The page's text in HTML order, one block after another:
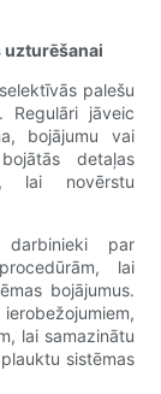
uzturēšanai
palešu
Regulāri jāveic
bojājumu vai
detaļas
lai novērstu
darbinieki par
lai
bojājumus.
lai samazinātu
sistēmas